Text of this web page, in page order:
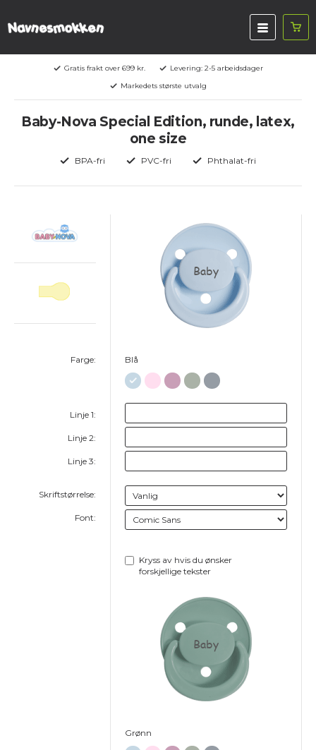
Gratis frakt over 699 kr.
Levering: 2-5 arbeidsdager
Markedets største utvalg
Baby-Nova Special Edition, runde, latex,
one size
BPA-fri PVC-fri Phthalat-fri
Farge:
Linje 1:
Linje 2:
Linje 3:
Skriftstørrelse:
Font:
Baby
Blå
Kryss av hvis du ønsker
forskjellige tekster
Baby
Grønn